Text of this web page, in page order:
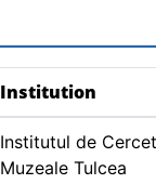
Institution
Institutul de
Muzeale Tulcea